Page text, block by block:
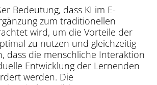
Bedeutung, dass KI im E-
zum traditionellen
wird, um die Vorteile der
zu nutzen und gleichzeitig
dass die menschliche Interaktion
Entwicklung der Lernenden
werden. Die